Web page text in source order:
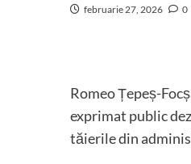
februarie 27, 2026 0
Romeo Țepeș-
exprimat public
tăierile din